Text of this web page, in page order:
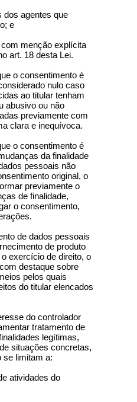
dos agentes que
e
menção explícita
art. 18 desta Lei.
o consentimento é
nulo caso
ao titular tenham
abusivo ou não
previamente com
clara e inequívoca.
o consentimento é
da finalidade
pessoais não
original, o
previamente o
de finalidade,
o consentimento,
de dados pessoais
de produto
exercício de direito, o
destaque sobre
pelos quais
do titular elencados
do controlador
tratamento de
legítimas,
situações concretas,
se limitam a:
atividades do